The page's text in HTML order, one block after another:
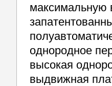
максимальную
однородное
высокая
выдвижная